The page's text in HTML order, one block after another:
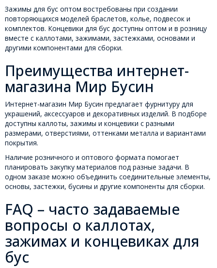
Зажимы для бус оптом востребованы при создании
повторяющихся моделей браслетов, колье, подвесок и
комплектов. Концевики для бус доступны оптом и в розницу
вместе с каллотами, зажимами, застежками, основами и
другими компонентами для сборки.
Преимущества интернет-
магазина Мир Бусин
Интернет-магазин Мир Бусин предлагает фурнитуру для
украшений, аксессуаров и декоративных изделий. В подборе
доступны каллоты, зажимы и концевики с разными
размерами, отверстиями, оттенками металла и вариантами
покрытия.
Наличие розничного и оптового формата помогает
планировать закупку материалов под разные задачи. В
одном заказе можно объединить соединительные элементы,
основы, застежки, бусины и другие компоненты для сборки.
FAQ – часто задаваемые
вопросы о каллотах,
зажимах и концевиках для
бус